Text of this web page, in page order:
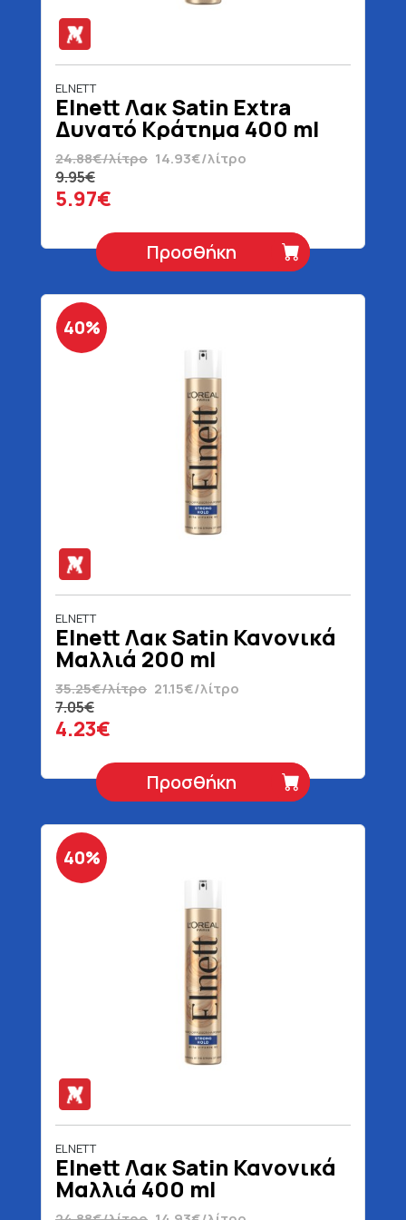
ELNETT
Elnett Λακ Satin Extra
Δυνατό Κράτημα 400 ml
24.88€/λίτρο 14.93€/λίτρο
9.95€
5.97€
Προσθήκη
40%
ELNETT
Elnett Λακ Satin Κανονικά
Μαλλιά 200 ml
35.25€/λίτρο 21.15€/λίτρο
7.05€
4.23€
Προσθήκη
40%
ELNETT
Elnett Λακ Satin Κανονικά
Μαλλιά 400 ml